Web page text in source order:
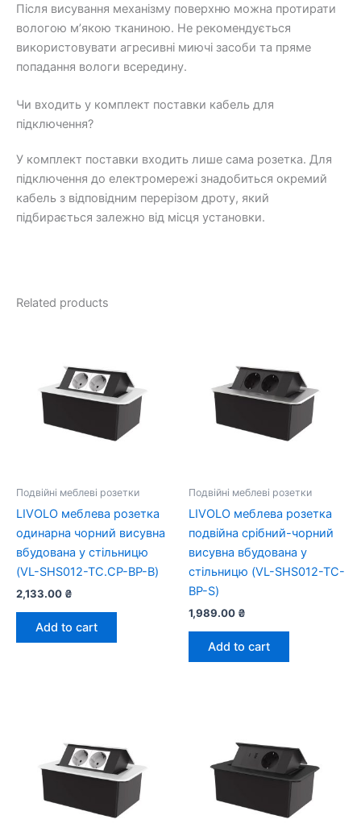
Після висування механізму поверхню можна протирати
вологою м’якою тканиною. Не рекомендується
використовувати агресивні миючі засоби та пряме
попадання вологи всередину.
Чи входить у комплект поставки кабель для
підключення?
У комплект поставки входить лише сама розетка. Для
підключення до електромережі знадобиться окремий
кабель з відповідним перерізом дроту, який
підбирається залежно від місця установки.
Related products
Подвійні меблеві розетки
LIVOLO меблева розетка
одинарна чорний висувна
вбудована у стільницю
(VL-SHS012-TC.CP-BP-B)
2,133.00 ₴
Add to cart
Подвійні меблеві розетки
LIVOLO меблева розетка
подвійна срібний-чорний
висувна вбудована у
стільницю (VL-SHS012-TC-
BP-S)
1,989.00 ₴
Add to cart